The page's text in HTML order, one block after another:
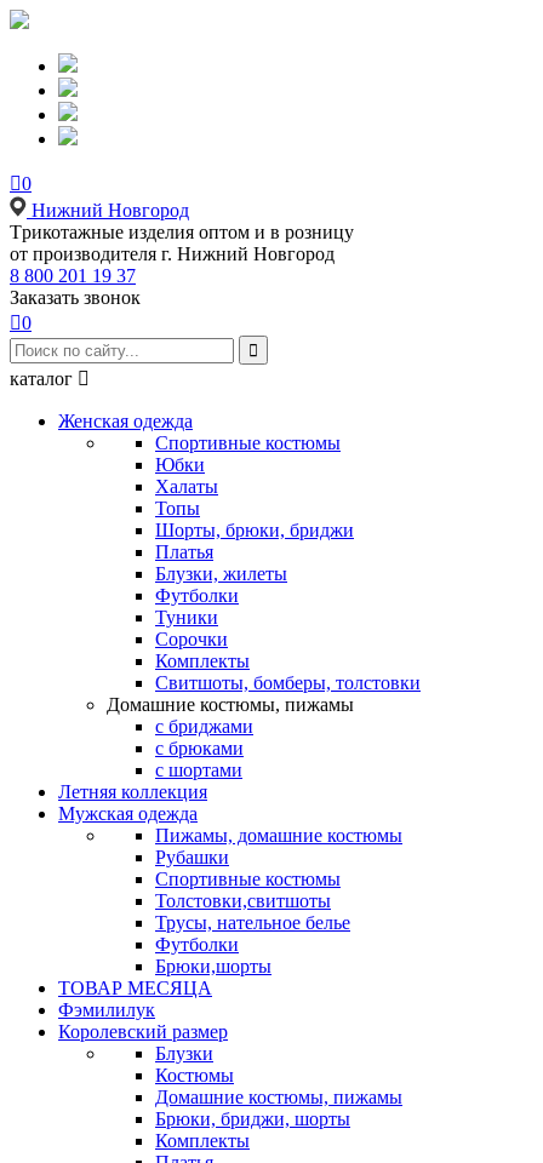
0
Нижний Новгород
Tрикотажные изделия оптом и в розницу
от производителя г. Нижний Новгород
8 800 201 19 37
Заказать звонок
0

каталог 
Женская одежда
Спортивные костюмы
Юбки
Халаты
Топы
Шорты, брюки, бриджи
Платья
Блузки, жилеты
Футболки
Туники
Сорочки
Комплекты
Свитшоты, бомберы, толстовки
Домашние костюмы, пижамы
с бриджами
с брюками
с шортами
Летняя коллекция
Мужская одежда
Пижамы, домашние костюмы
Рубашки
Спортивные костюмы
Толстовки,свитшоты
Трусы, нательное белье
Футболки
Брюки,шорты
ТОВАР МЕСЯЦА
Фэмилилук
Королевский размер
Блузки
Костюмы
Домашние костюмы, пижамы
Брюки, бриджи, шорты
Комплекты